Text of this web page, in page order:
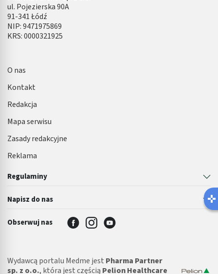
ul. Pojezierska 90A
91-341 Łódź
NIP: 9471975869
KRS: 0000321925
Regulaminy
Napisz do nas
O nas
Kontakt
Redakcja
Mapa serwisu
Zasady redakcyjne
Reklama
Obserwuj nas
Wydawcą portalu Medme jest Pharma Partner
sp. z o.o., która jest częścią Pelion Healthcare